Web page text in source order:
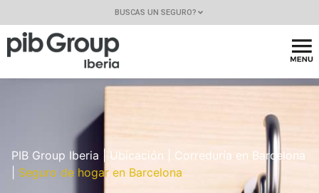
BUSCAS UN SEGURO?
PIB Group Iberia Ubicación
Correduría en Barcelona
Seguro de hogar en Barcelona